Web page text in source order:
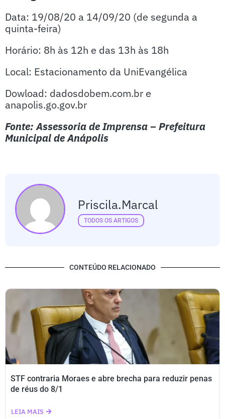
Data: 19/08/20 a 14/09/20 (de segunda a
quinta-feira)
Horário: 8h às 12h e das 13h às 18h
Local: Estacionamento da UniEvangélica
Dowload: dadosdobem.com.br e
anapolis.go.gov.br
Fonte: Assessoria de Imprensa – Prefeitura
Municipal de Anápolis
Priscila.marcal
TODOS OS ARTIGOS
CONTEÚDO RELACIONADO
STF contraria Moraes e abre brecha para reduzir penas
de réus do 8/1
LEIA MAIS